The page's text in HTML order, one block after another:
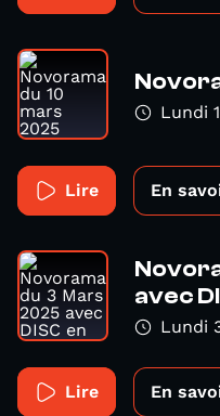
Lundi
Lire En
avec
Lundi
Lire En